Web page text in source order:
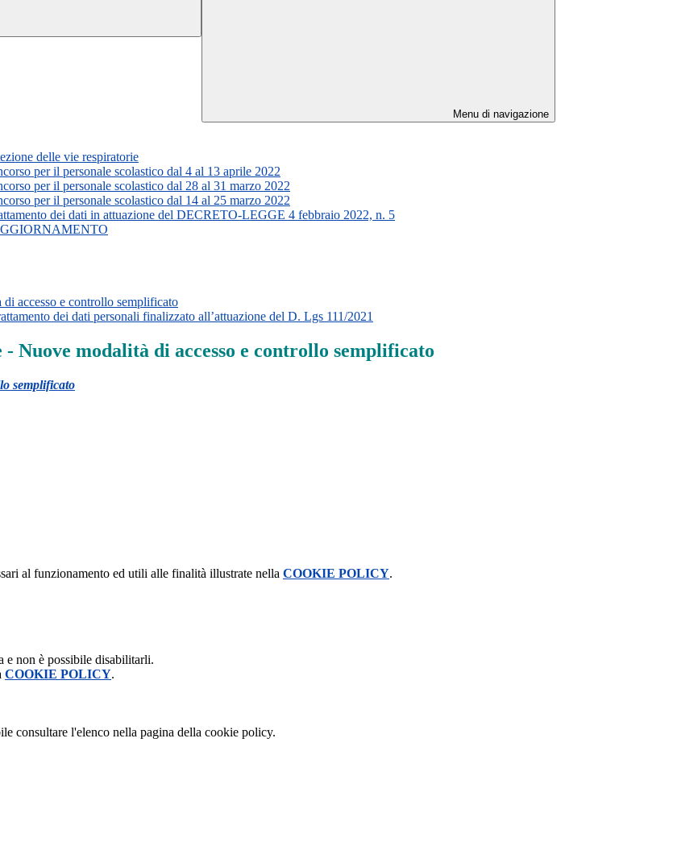
Menu di navigazione
delle vie respiratorie
per il personale scolastico dal 4 al 13 aprile 2022
per il personale scolastico dal 28 al 31 marzo 2022
per il personale scolastico dal 14 al 25 marzo 2022
dei dati in attuazione del DECRETO-LEGGE 4 febbraio 2022, n. 5
accesso e controllo semplificato
dei dati personali finalizzato all’attuazione del D. Lgs 111/2021
Nuove modalità di accesso e controllo semplificato
semplificato
al funzionamento ed utili alle finalità illustrate nella COOKIE POLICY.
e non è possibile disabilitarli.
COOKIE POLICY.
consultare l'elenco nella pagina della cookie policy.